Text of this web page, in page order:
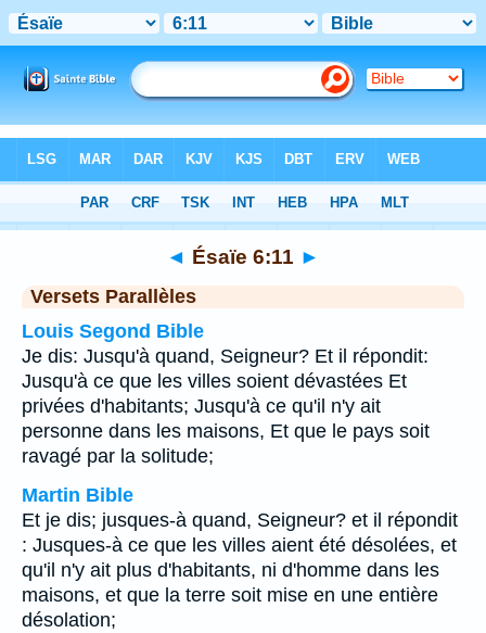
Chapitre 6> Verset 11
◄ Ésaïe 6:11 ►
Versets Parallèles
Louis Segond Bible
Je dis: Jusqu'à quand, Seigneur? Et il répondit:
Jusqu'à ce que les villes soient dévastées Et
privées d'habitants; Jusqu'à ce qu'il n'y ait
personne dans les maisons, Et que le pays soit
ravagé par la solitude;
Martin Bible
Et je dis; jusques-à quand, Seigneur? et il répondit
: Jusques-à ce que les villes aient été désolées, et
qu'il n'y ait plus d'habitants, ni d'homme dans les
maisons, et que la terre soit mise en une entière
désolation;